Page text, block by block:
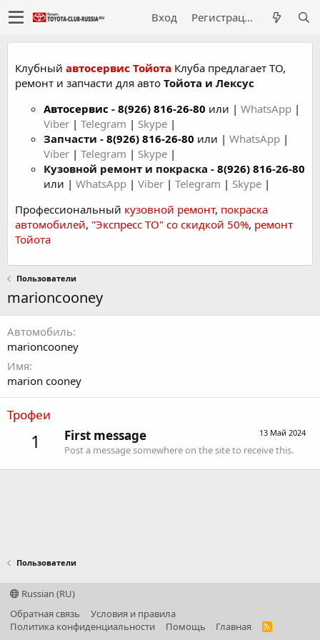
Вход Регистрация
Клубный автосервис Тойота Клуба предлагает ТО,
ремонт и запчасти для авто Тойота и Лексус
Автосервис - 8(926) 816-26-80 или | WhatsApp |
Viber | Telegram | Skype |
Запчасти - 8(926) 816-26-80 или | WhatsApp |
Viber | Telegram | Skype |
Кузовной ремонт и покраска - 8(926) 816-26-80
или | WhatsApp | Viber | Telegram | Skype |
Профессиональный кузовной ремонт, покраска
автомобилей, "Экспресс ТО" со скидкой 50%, ремонт
Тойота
Пользователи
marioncooney
Автомобиль
marioncooney
Имя
marion cooney
Трофеи
1 13 Май 2024
First message
Post a message somewhere on the site to receive this.
Пользователи
Russian (RU)
Обратная связь
Условия и правила
Политика конфиденциальности
Помощь Главная
R